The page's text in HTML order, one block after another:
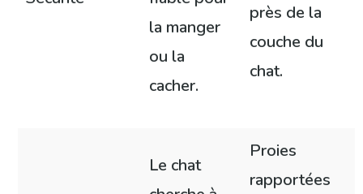
la manger
ou la
cacher.
près de la
couche du
chat.
Le chat
Proies
rapportées